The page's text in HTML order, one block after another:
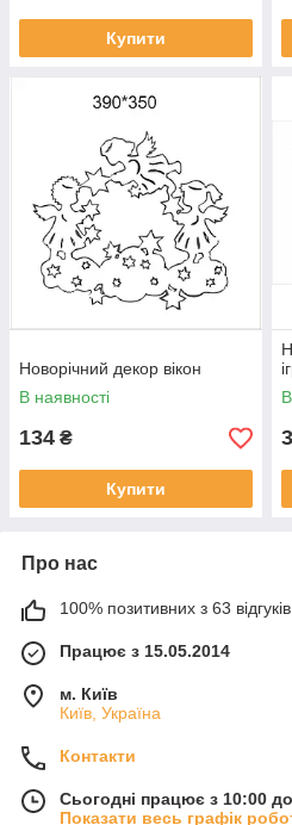
Купити
Новорічний декор вікон
В наявності
134 ₴
Купити
Про нас
100% позитивних з 63 відгуків
Працює з 15.05.2014
м. Київ
Київ, Україна
Контакти
Сьогодні працює з 10:00
Показати весь графік